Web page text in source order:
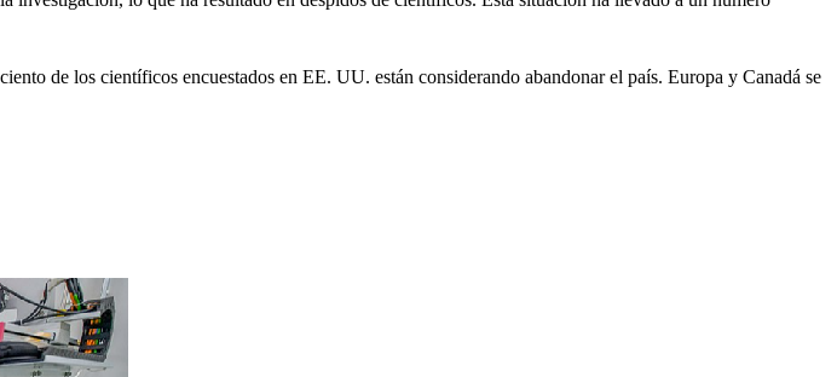
de los científicos encuestados en EE. UU. están considerando abandonar el país. Europa y Canadá se